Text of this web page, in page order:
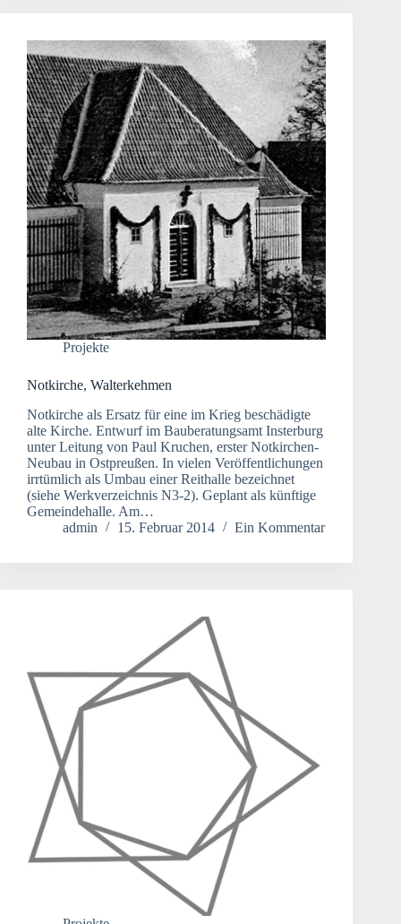
Projekte
Notkirche, Walterkehmen
Notkirche als Ersatz für eine im Krieg beschädigte
alte Kirche. Entwurf im Bauberatungsamt Insterburg
unter Leitung von Paul Kruchen, erster Notkirchen-
Neubau in Ostpreußen. In vielen Veröffentlichungen
irrtümlich als Umbau einer Reithalle bezeichnet
(siehe Werkverzeichnis N3-2). Geplant als künftige
Gemeindehalle. Am…
admin
15. Februar 2014 Ein Kommentar